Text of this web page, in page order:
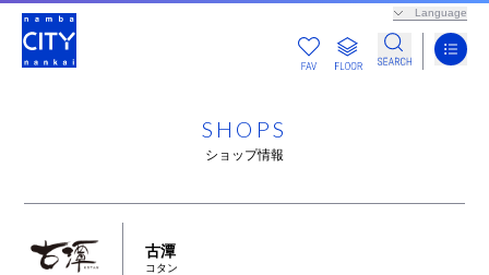
Language
SHOPS
ショップ情報
古潭
コタン